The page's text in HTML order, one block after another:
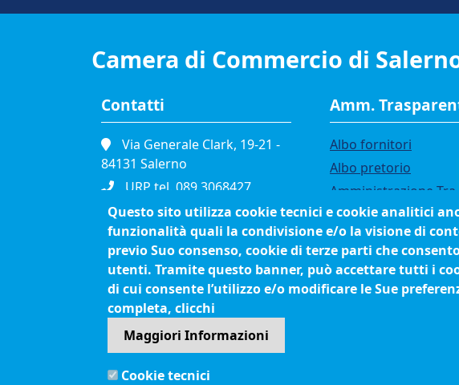
Camera di Commercio di
Contatti
Via Generale Clark, 19-21 -
84131 Salerno
URP tel. 089.3068427
Portineria tel. 089.3068111
Fax. 089.334865
P.I. 01039610652
C.F. 80003090653
Cod. Fatturazione
Elettronica JCEC5F
Pec
Amm.
Albo fornitori
Albo pretorio
Amministrazione
Bandi di gara
Bilanci
Concorsi e selezioni
Organigramma
Questo sito utilizza cookie tecnici e cookie analitici
funzionalità quali la condivisione e/o la visione di
previo Suo consenso, cookie di terze parti che
utenti. Tramite questo banner, può accettare tutti i
di cui consente l’utilizzo e/o modificare le Sue
completa, clicchi
Maggiori Informazioni
Cookie tecnici